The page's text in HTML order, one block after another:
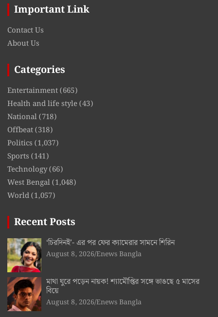
Important Link
Contact Us
About Us
Categories
Entertainment(665)
Health and life style(43)
National(718)
Offbeat(318)
Politics (1,037)
Sports (141)
Technology(66)
West Bengal(1,048)
World(1,057)
Recent Posts
‘চিরদিনই’- এর পর ফের ক্যামেরার সামনে শিরিন
August 8, 2026 Enews Bangla
মাথা ঘুরে পড়েন নায়ক! শ্যামৌপ্তির সঙ্গে ভাঙছে ৫ মাসের
বিয়ে
August 8, 2026 Enews Bangla